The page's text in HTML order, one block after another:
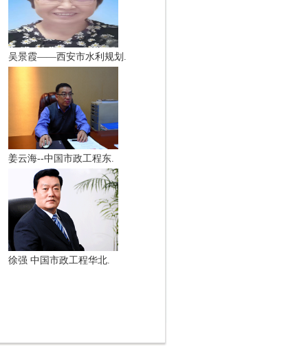
吴景霞——西安市水利规划.
姜云海--中国市政工程东.
徐强 中国市政工程华北.